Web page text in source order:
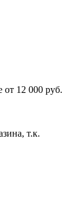
от 12 000 руб.
т.к.